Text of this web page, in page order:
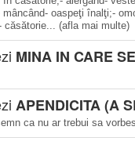
oaspeţi înalţi;-
căsătorie... (afla mai multe)
MINA IN CARE
APENDICITA (A
ca nu ar trebui sa